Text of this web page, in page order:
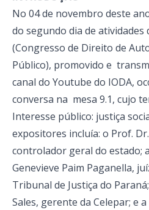
No 04 de novembro deste
do segundo dia de atividades
(Congresso de Direito de
Público), promovido e
canal do Youtube do IODA,
conversa na mesa 9.1, cujo
Interesse público: justiça
expositores incluía: o Prof.
controlador geral do estado;
Genevieve Paim Paganella,
Tribunal de Justiça do
Sales, gerente da Celepar; e